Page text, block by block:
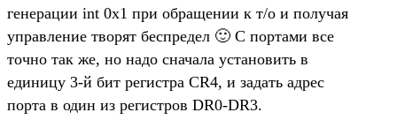
генерации int 0x1 при обращении к т/о и получая
управление творят беспредел 🙂 С портами все
точно так же, но надо сначала установить в
единицу 3-й бит регистра CR4, и задать адрес
порта в один из регистров DR0-DR3.